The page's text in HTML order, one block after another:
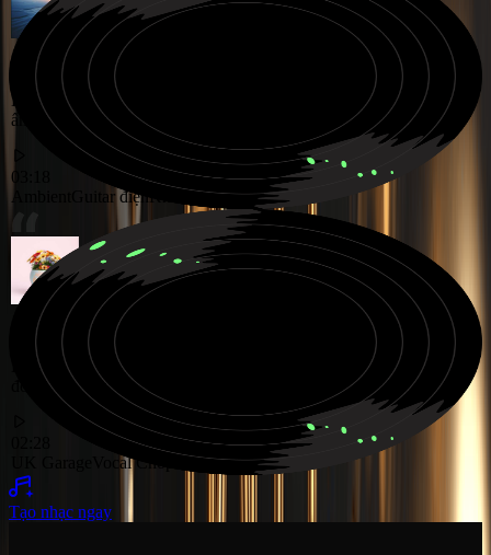
Không gian âm thanh Ambient nhẹ nhàng với kết cấu guitar điện
ấm áp và bầu không khí yên bình
03:18
Ambient
Guitar điệnKhông khí ấm áp
Bản nhạc UK Garage sôi động, được thúc đẩy bởi nhịp điệu và các
đoạn vocal cắt ghép đầy năng lượng
Vocal Chops Sôi động
Tạo nhạc ngay